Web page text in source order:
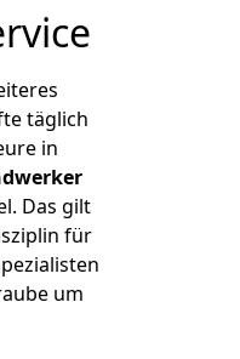
täglich
in
Das gilt
für
um